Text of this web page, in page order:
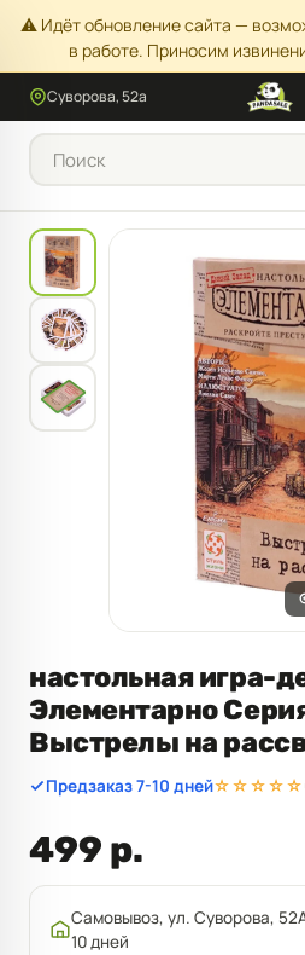
⚠️ Идёт обновление сайта —
в работе. Приносим
Суворова, 52а
настольная игра-
Элементарно
Выстрелы на
Предзаказ 7-10 дней☆☆☆☆☆
499 р.
Самовывоз, ул. Суворова,
10 дней